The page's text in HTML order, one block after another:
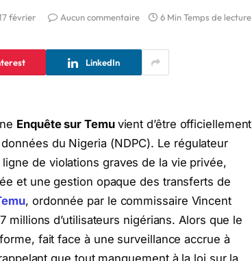
février Aucun commentaire 6 Min Temps de lecture
LinkedIn
Enquête sur Temu vient d’être officiellement
du Nigeria (NDPC). Le régulateur
de violations graves de la vie privée,
et une gestion opaque des transferts de
, ordonnée par le commissaire Vincent
millions d’utilisateurs nigérians. Alors que le
fait face à une surveillance accrue à
que tout manquement à la loi sur la